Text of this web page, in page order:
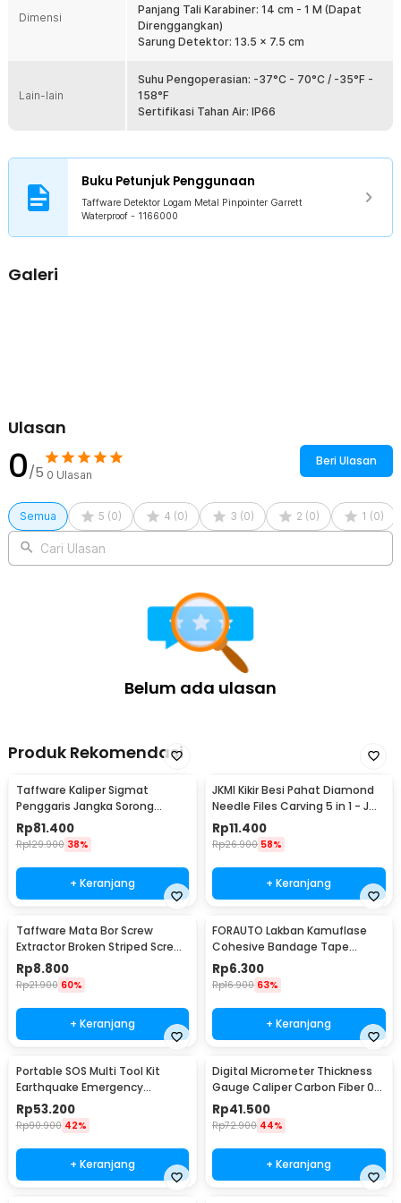
Kelengkapan Produk
1 x Taffware Detektor Logam Metal Pinpointer Garrett
Waterproof - 22001
Dimensi
Panjang Tali Karabiner: 14 cm - 1 M (Dapat
Direnggangkan)
Sarung Detektor: 13.5 x 7.5 cm
Lain-lain
Suhu Pengoperasian: -37°C - 70°C / -35°F -
158°F
Sertifikasi Tahan Air: IP66
Buku Petunjuk Penggunaan
Taffware Detektor Logam Metal Pinpointer Garrett
Waterproof - 1166000
Galeri
Ulasan
0/5 0 Ulasan
Beri Ulasan
Semua 5 (0) 4 (0) 3 (0) 2 (0) 1 (0)
Cari Ulasan
Belum ada ulasan
Produk Rekomendasi
Taffware Kaliper Sigmat
Penggaris Jangka Sorong
Digital LCD 150mm - SH20
Rp81.400
Rp129.900 38%
+ Keranjang
JKMI Kikir Besi Pahat Diamond
Needle Files Carving 5 in 1 - JM-
FL1-1
Rp11.400
Rp26.900 58%
+ Keranjang
Taffware Mata Bor Screw
Extractor Broken Striped Screw
Remover 4 PCS - S2
Rp8.800
Rp21.900 60%
+ Keranjang
FORAUTO Lakban Kamuflase
Cohesive Bandage Tape
Hunting 4.5M 50mm - H10
Rp6.300
Rp16.900 63%
+ Keranjang
Portable SOS Multi Tool Kit
Earthquake Emergency
Outdoor Survival - JT21
Rp53.200
Rp90.900 42%
+ Keranjang
Digital Micrometer Thickness
Gauge Caliper Carbon Fiber 0-
12.7mm - TDT25
Rp41.500
Rp72.900 44%
+ Keranjang